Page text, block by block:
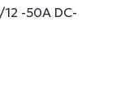
12 -50A DC-